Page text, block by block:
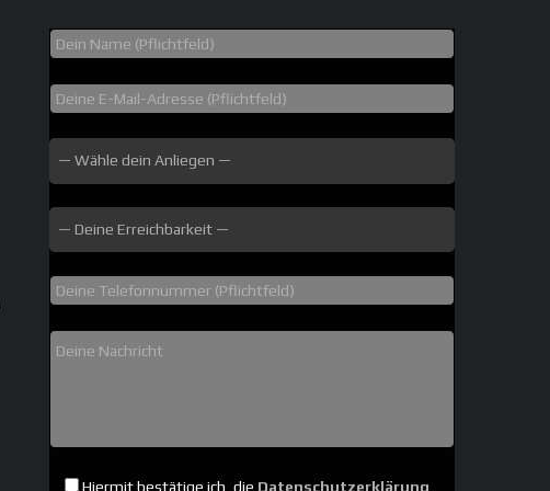
Hiermit bestätige ich, die Datenschutzerklärung